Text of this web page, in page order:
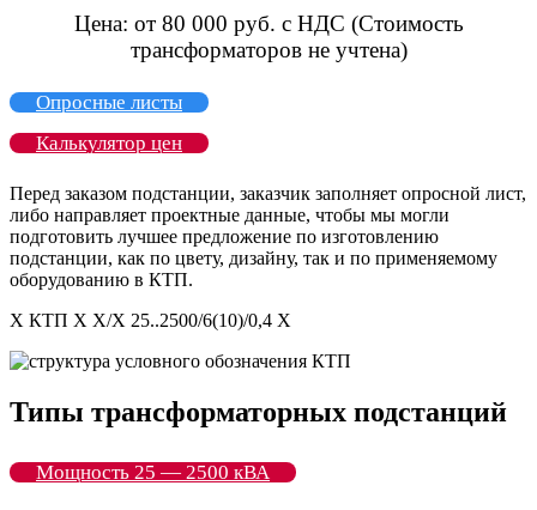
Цена: от 80 000 руб. с НДС (Стоимость
трансформаторов не учтена)
Опросные листы
Калькулятор цен
Перед заказом подстанции, заказчик заполняет опросной лист,
либо направляет проектные данные, чтобы мы могли
подготовить лучшее предложение по изготовлению
подстанции, как по цвету, дизайну, так и по применяемому
оборудованию в КТП.
Х КТП Х Х/Х 25..2500/6(10)/0,4 Х
Типы трансформаторных подстанций
Мощность 25 — 2500 кВА